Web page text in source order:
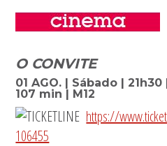
O CONVITE
01 AGO. | Sábado |
107 min | M12
https://
106455